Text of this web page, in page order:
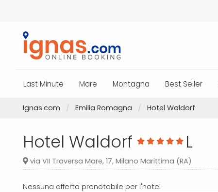
Last Minute Mare Montagna Best Seller
Ignas.com Emilia Romagna Hotel Waldorf
Hotel Waldorf L
via VII Traversa Mare, 17, Milano Marittima (RA)
Nessuna offerta prenotabile per l'hotel